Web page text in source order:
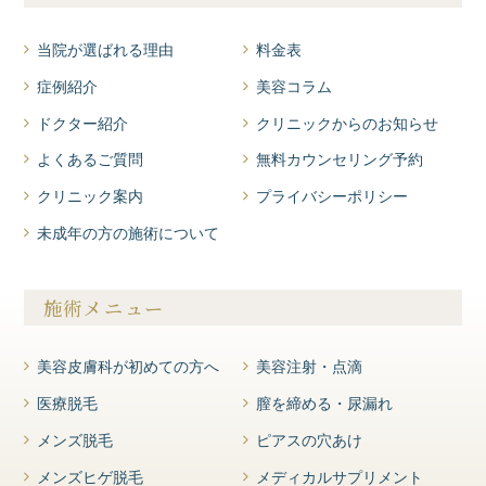
当院が選ばれる理由
症例紹介
ドクター紹介
よくあるご質問
クリニック案内
未成年の方の施術について
料金表
美容コラム
クリニックからのお知らせ
無料カウンセリング予約
プライバシーポリシー
施術メニュー
美容皮膚科が初めての方へ
医療脱毛
メンズ脱毛
メンズヒゲ脱毛
美容注射・点滴
膣を締める・尿漏れ
ピアスの穴あけ
メディカルサプリメント